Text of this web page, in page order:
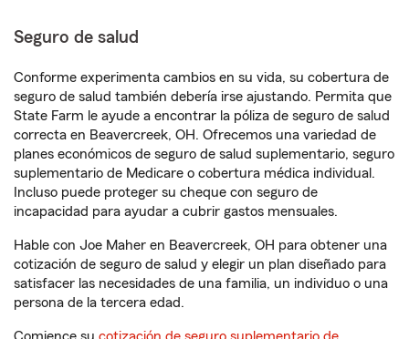
Seguro de salud
Conforme experimenta cambios en su vida, su cobertura de
seguro de salud también debería irse ajustando. Permita que
State Farm le ayude a encontrar la póliza de seguro de salud
correcta en Beavercreek, OH. Ofrecemos una variedad de
planes económicos de seguro de salud suplementario, seguro
suplementario de Medicare o cobertura médica individual.
Incluso puede proteger su cheque con seguro de
incapacidad para ayudar a cubrir gastos mensuales.
Hable con Joe Maher en Beavercreek, OH para obtener una
cotización de seguro de salud y elegir un plan diseñado para
satisfacer las necesidades de una familia, un individuo o una
persona de la tercera edad.